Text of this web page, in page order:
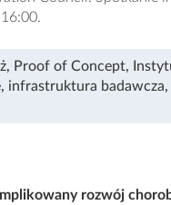
, Proof of Concept,
, infrastruktura badawcza,
rozwój